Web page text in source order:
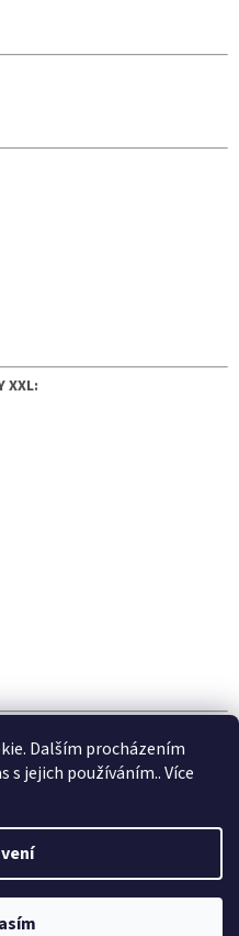
Dalším procházením
jejich používáním.. Více
00 Městský úřad Znojmo
Shoptet
práva vyhrazena.